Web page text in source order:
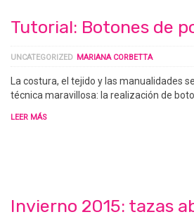
Tutorial: Botones de
UNCATEGORIZED MARIANA CORBETTA
La costura, el tejido y las manualidades
técnica maravillosa: la realización de
LEER MÁS
Invierno 2015: tazas